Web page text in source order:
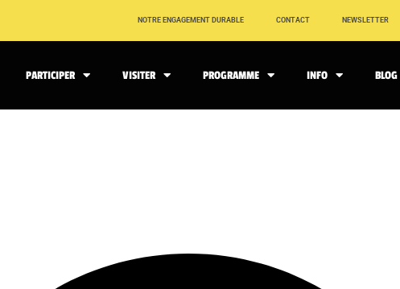
NOTRE ENGAGEMENT DURABLE CONTACT NEWSLETTER
PARTICIPER VISITER PROGRAMME INFO BLOG